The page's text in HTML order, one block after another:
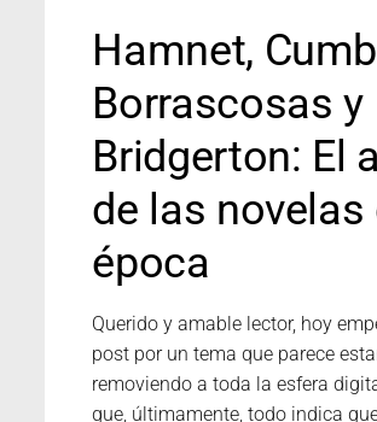
Hamnet,
Borrascosas y
Bridgerton: El
de las novelas
época
Querido y amable lector, hoy
post por un tema que parece
removiendo a toda la esfera
que, últimamente, todo indica